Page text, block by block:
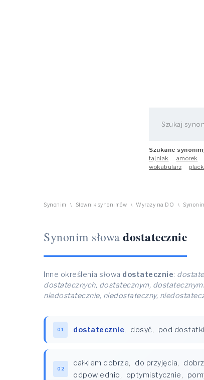
Szukane
tajniak
amorek
wokabularz
Synonim \ Słownik synonimów \ Wyrazy na DO \
Synonim słowa dostatecznie
Inne określenia słowa dostatecznie:
dostatecznych, dostatecznym,
niedostatecznie, niedostateczny,
01 dostatecznie, dosyć, pod
02
całkiem dobrze, do przyjęcia,
odpowiednio, optymistycznie,